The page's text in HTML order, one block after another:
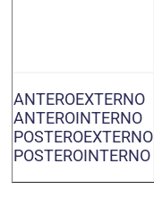
ANTEROEXTERNO
ANTEROINTERNO
POSTEROEXTERNO
POSTEROINTERNO